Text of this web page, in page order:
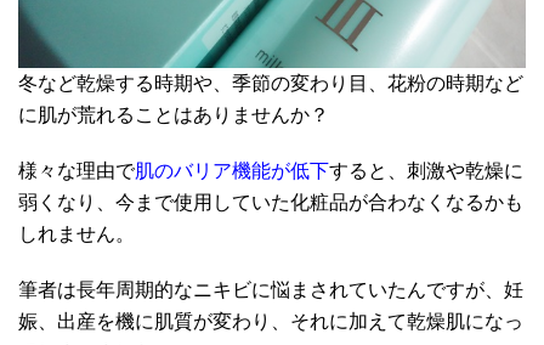
冬など乾燥する時期や、季節の変わり目、花粉の時期など
に肌が荒れることはありませんか？
様々な理由で肌のバリア機能が低下すると、刺激や乾燥に
弱くなり、今まで使用していた化粧品が合わなくなるかも
しれません。
筆者は長年周期的なニキビに悩まされていたんですが、妊
娠、出産を機に肌質が変わり、それに加えて乾燥肌になっ